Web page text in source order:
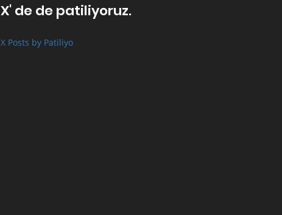
X' de de patiliyoruz.
X Posts by Patiliyo